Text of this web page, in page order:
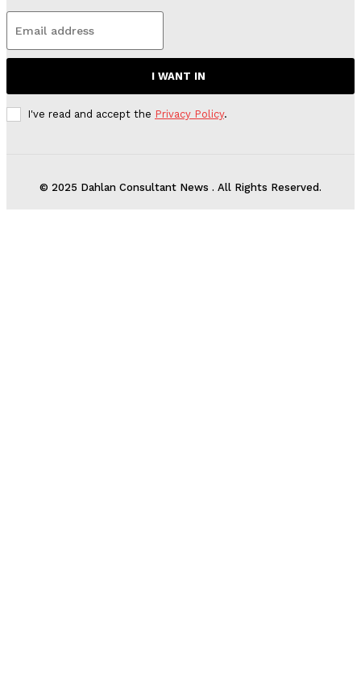
I WANT IN
I've read and accept the Privacy Policy.
© 2025 Dahlan Consultant News . All Rights Reserved.